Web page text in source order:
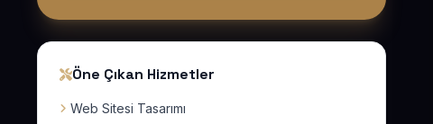
Öne Çıkan Hizmetler
Web Sitesi Tasarımı